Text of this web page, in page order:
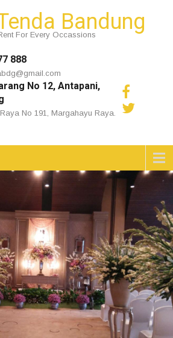
Bandung
For Every Occassions
888
No 12, Antapani,
No 191, Margahayu Raya.